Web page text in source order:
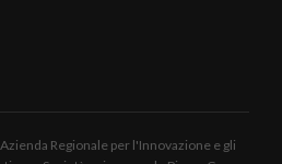
Regionale per l'Innovazione e gli